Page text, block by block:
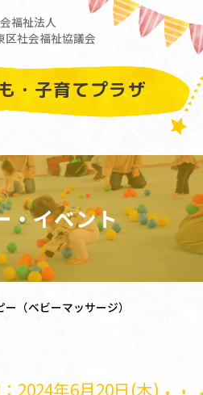
福祉法人
区社会福祉協議会
・子育てプラザ
・イベント
（ベビーマッサージ）
2024年6月20日(木)